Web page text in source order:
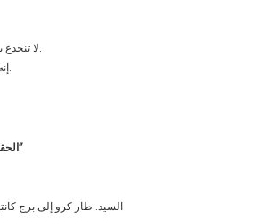
لا تنخدع بهذا “غراب” ليس غرابًا حقيقيًا.
إنه السيد الشهير لدينا. وو نينغيا.
الحقيقي والمزيف “السيد. الغراب”